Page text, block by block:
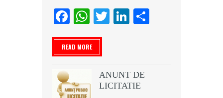
Facebook
WhatsApp
TwitterLinkedIn
READ MORE
ANUNT DE
LICITATIE